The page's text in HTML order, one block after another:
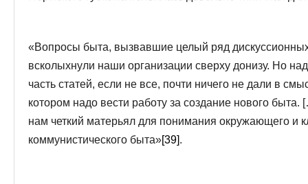
«Вопросы быта, вызвавшие целый ряд
всколыхнули наши организации сверху донизу. Но
часть статей, если не все, почти ничего не дали в
котором надо вести работу за создание нового быта.
нам четкий матерьял для понимания окружающего и
коммунистического быта»[39].